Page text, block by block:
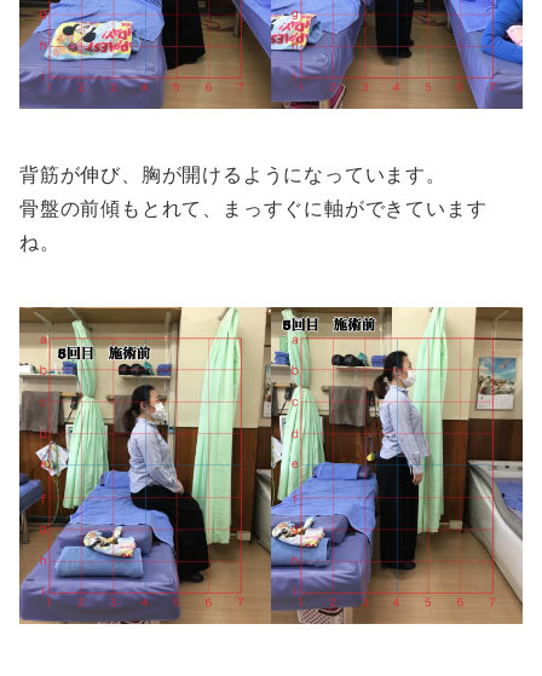
背筋が伸び、胸が開けるようになっています。
骨盤の前傾もとれて、まっすぐに軸ができています
ね。